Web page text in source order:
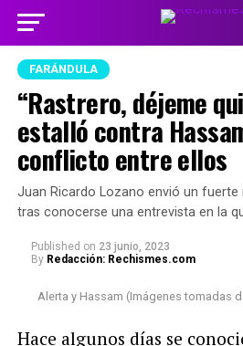
FARÁNDULA
“Rastrero, déjeme
estalló contra
conflicto entre ellos
Juan Ricardo Lozano envió un fuerte
tras conocerse una entrevista en la
Published on 23 junio, 2023
By Redacción: Rechismes.com
Alerta y Hassam (Imágenes tomadas
Hace algunos días se